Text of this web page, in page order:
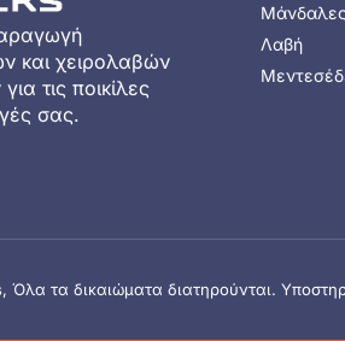
και χειρολαβών
τις ποικίλες
σας.
Μάνδαλες
Λαβή
τα δικαιώματα διατηρούνται.